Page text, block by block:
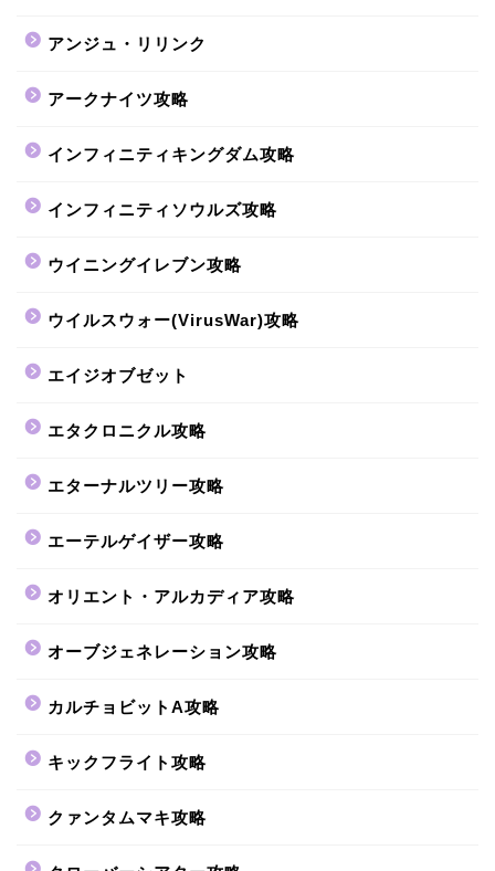
アンジュ・リリンク
アークナイツ攻略
インフィニティキングダム攻略
インフィニティソウルズ攻略
ウイニングイレブン攻略
ウイルスウォー(VirusWar)攻略
エイジオブゼット
エタクロニクル攻略
エターナルツリー攻略
エーテルゲイザー攻略
オリエント・アルカディア攻略
オーブジェネレーション攻略
カルチョビットA攻略
キックフライト攻略
クァンタムマキ攻略